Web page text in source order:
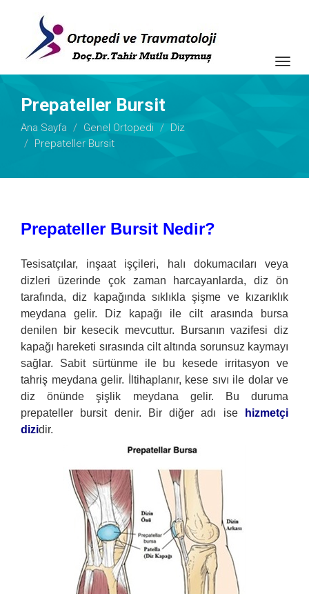
Prepateller Bursit
Ana Sayfa Genel Ortopedi
Diz
Prepateller Bursit
Prepateller Bursit Nedir?
Tesisatçılar, inşaat işçileri, halı dokumacıları veya
dizleri üzerinde çok zaman harcayanlarda, diz ön
tarafında, diz kapağında sıklıkla şişme ve kızarıklık
meydana gelir. Diz kapağı ile cilt arasında bursa
denilen bir kesecik mevcuttur. Bursanın vazifesi diz
kapağı hareketi sırasında cilt altında sorunsuz kaymayı
sağlar. Sabit sürtünme ile bu kesede irritasyon ve
tahriş meydana gelir. İltihaplanır, kese sıvı ile dolar ve
diz önünde şişlik meydana gelir. Bu duruma
prepateller bursit denir. Bir diğer adı ise
hizmetçi
dizidir.